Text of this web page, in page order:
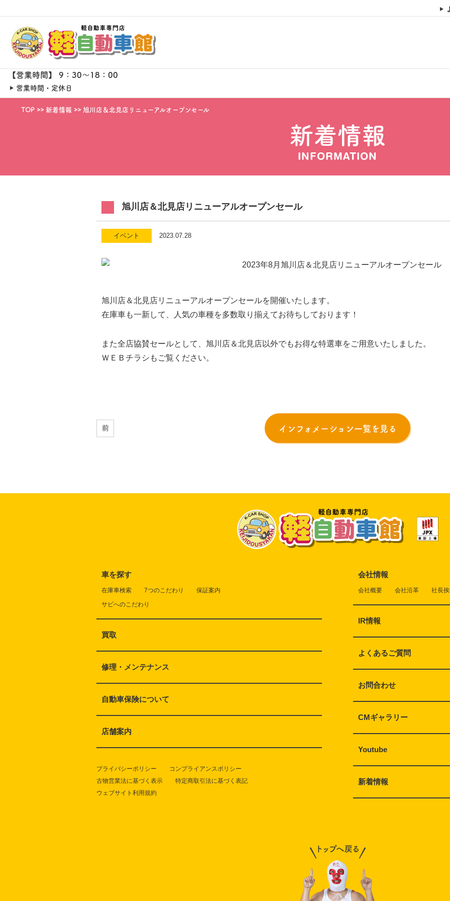
【営業時間】 9：30～18：00
営業時間・定休日
TOP 新着情報 旭川店＆北見店リニューアルオープンセール
新着情報
INFORMATION
旭川店＆北見店リニューアルオープンセール
イベント 2023.07.28
旭川店＆北見店リニューアルオープンセールを開催いたします。
在庫車も一新して、人気の車種を多数取り揃えてお待ちしております！
また全店協賛セールとして、旭川店＆北見店以外でもお得な特選車をご用意いたしました。
ＷＥＢチラシもご覧ください。
前 インフォメーション一覧を見る
車を探す
在庫車検索 7つのこだわり
保証案内
サビへのこだわり
買取
修理・メンテナンス
自動車保険について
店舗案内
会社情報
会社概要 会社沿革 社長
IR情報
よくあるご質問
お問合わせ
CMギャラリー
Youtube
新着情報
プライバシーポリシー
コンプライアンスポリシー
古物営業法に基づく表示
特定商取引法に基づく表記
ウェブサイト利用規約